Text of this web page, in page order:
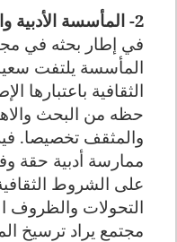
2- المأسسة الأدبية والسياق الثقافي
في إطار بحثه في
المأسسة يلتفت
الثقافية باعتبارها
حظه من البحث
والمثقف تخصيصا.
ممارسة أدبية حقة
على الشروط
التحولات والظروف
مجتمع يراد ترسيخ